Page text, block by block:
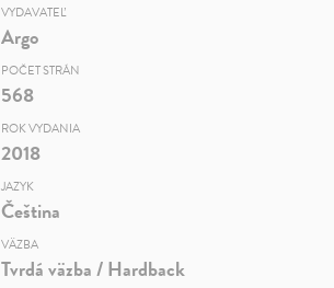
VYDAVATEĽ
Argo
POČET STRÁN
568
ROK VYDANIA
2018
JAZYK
Čeština
VÄZBA
Tvrdá väzba / Hardback